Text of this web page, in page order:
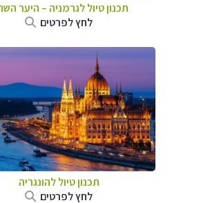
תכנון טיול לגרמניה – היער
לחץ לפרטים
תכנון טיול להונגריה
לחץ לפרטים